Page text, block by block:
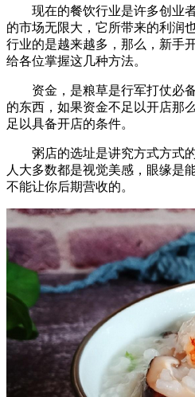
现在的餐饮行业是许多创业者
的市场无限大，它所带来的利润
行业的是越来越多，那么，新手
给各位掌握这几种方法。
资金，是粮草是行军打仗必备
的东西，如果资金不足以开店那
足以具备开店的条件。
粥店的选址是讲究方式方式的
人大多数都是视觉美感，眼缘是
不能让你后期营收的。